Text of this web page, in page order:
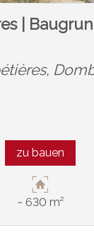
|
zu bauen
~ 630 m²